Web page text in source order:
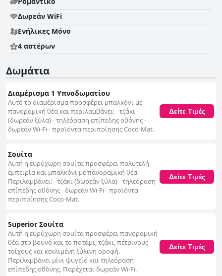
Δωρεάν WiFi
Ενήλικες Μόνο
4 αστέρων
Δωμάτια
Διαμέρισμα 1 Υπνοδωματίου
Αυτό το διαμέρισμα προσφέρει μπαλκόνι με
πανοραμική θέα και περιλαμβάνει: - τζάκι
(δωρεάν ξύλα) - τηλεόραση επίπεδης οθόνης -
δωρεάν Wi-Fi - προϊόντα περιποίησης Coco-Mat.
Δείτε Τιμές
Σουίτα
Αυτή η ευρύχωρη σουίτα προσφέρει πολυτελή
εμπειρία και μπαλκόνι με πανοραμική θέα.
Περιλαμβάνει: - τζάκι (δωρεάν ξύλα) - τηλεόραση
επίπεδης οθόνης - δωρεάν Wi-Fi - προϊόντα
περιποίησης Coco-Mat.
Δείτε Τιμές
Superior Σουίτα
Αυτή η ευρύχωρη σουίτα προσφέρει πανοραμική
θέα στο βουνό και το ποτάμι, τζάκι, πέτρινους
τοίχους και κεκλιμένη ξύλινη οροφή.
Περιλαμβάνει μίνι ψυγείο και τηλεόραση
επίπεδης οθόνης. Παρέχεται δωρεάν Wi-Fi.
Δείτε Τιμές